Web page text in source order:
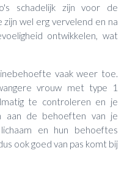
schadelijk zijn voor de
zijn wel erg vervelend en na
ontwikkelen, wat
vaak weer toe.
vrouw met type 1
te controleren en je
aan de behoeften van je
en hun behoeftes
ook goed van pas komt bij